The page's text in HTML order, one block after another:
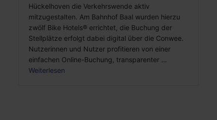
Hückelhoven die Verkehrswende aktiv
mitzugestalten. Am Bahnhof Baal wurden hierzu
zwölf Bike Hotels® errichtet, die Buchung der
Stellplätze erfolgt dabei digital über die Conwee.
Nutzerinnen und Nutzer profitieren von einer
einfachen Online-Buchung, transparenter …
Weiterlesen